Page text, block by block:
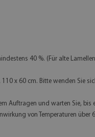
40 %. (Für alte
110 x 60 cm. Bitte wenden Sie
Auftragen und warten Sie,
von Temperaturen